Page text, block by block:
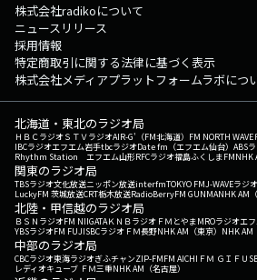
株式会社radikoについて
ニュースリリース
採用情報
特定商取引に関する法律に基づく表示
株式会社メディアプラットフォームラボにつ
北海道・東北のラジオ局
ＨＢＣラジオＳＴＶラジオAIR-G'（FM北海道） FM NORTH WAVE
IBCラジオエフエム岩手tbcラジオDate fm（エフエム仙台） ABS
Rhythm Station エフエム山形RFCラジオ福島ふくしまFMNHK
関東のラジオ局
TBSラジオ文化放送ニッポン放送interfmTOKYO FMJ-WAVEラジ
LuckyFM 茨城放送CRT栃木放送RadioBerryFM GUNMANHK AM（
北陸・甲信越のラジオ局
ＢＳＮラジオFM NIIGATAＫＮＢラジオ ＦＭとやまMROラジオエ
YBSラジオFM FUJISBCラジオ ＦＭ長野NHK AM（東京） NHK AM
中部のラジオ局
CBCラジオ東海ラジオぎふチャンZIP-FMFM AICHI ＦＭ ＧＩＦＵ
レディオキューブ ＦＭ三重NHK AM（名古屋）